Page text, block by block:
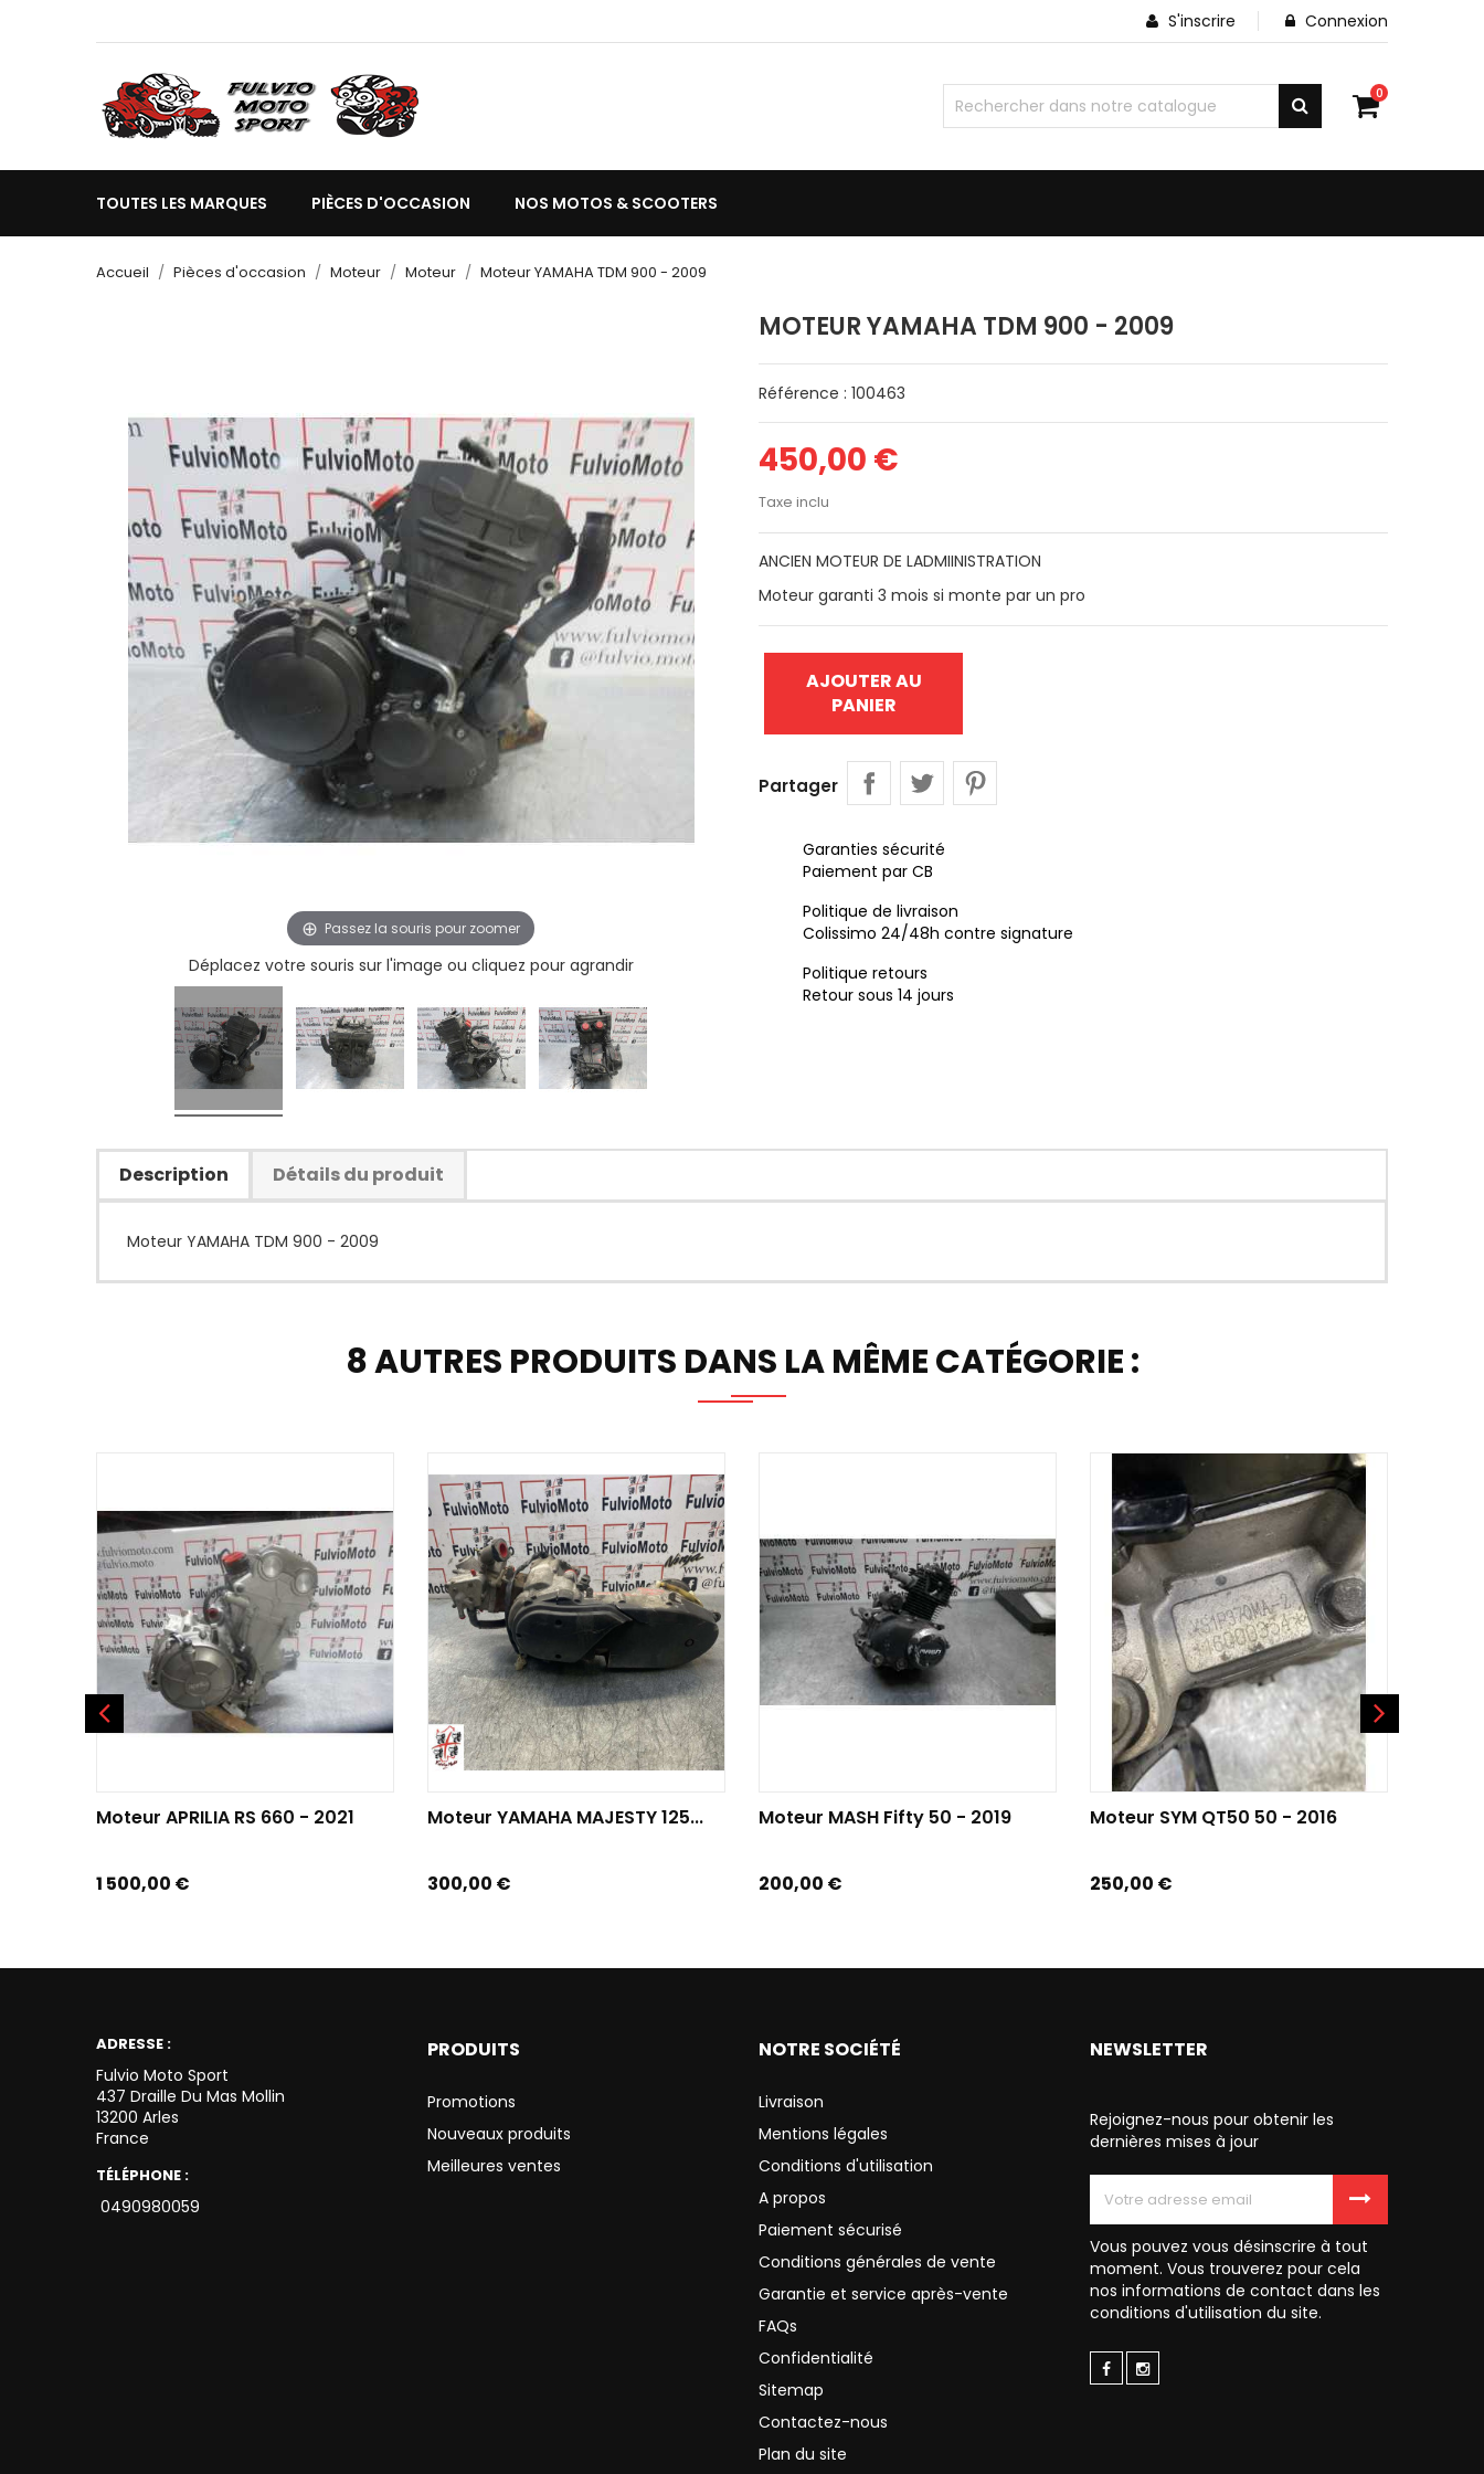
S'inscrire Connexion
0
TOUTES LES MARQUES PIÈCES D'OCCASION NOS MOTOS & SCOOTERS
Accueil Pièces d'occasion Moteur Moteur Moteur YAMAHA TDM 900 - 2009
Passez la souris pour zoomer
Déplacez votre souris sur l'image ou cliquez pour agrandir
MOTEUR YAMAHA TDM 900 - 2009
Référence : 100463
450,00 €
Taxe inclu
ANCIEN MOTEUR DE LADMIINISTRATION
Moteur garanti 3 mois si monte par un pro
AJOUTER AU
PANIER
Partager
Garanties sécurité
Paiement par CB
Politique de livraison
Colissimo 24/48h contre signature
Politique retours
Retour sous 14 jours
Description Détails du produit
Moteur YAMAHA TDM 900 - 2009
8 AUTRES PRODUITS DANS LA MÊME CATÉGORIE :
Moteur APRILIA RS 660 - 2021
Prix
1 500,00 €
Moteur YAMAHA MAJESTY 125...
Prix
300,00 €
Moteur MASH Fifty 50 - 2019
Prix
200,00 €
AJOUTER AU PANIER
Moteur SYM QT50 50 - 2016
Prix
250,00 €
ADRESSE :
Fulvio Moto Sport
437 Draille Du Mas Mollin
13200 Arles
France
TÉLÉPHONE :
0490980059
PRODUITS
Promotions
Nouveaux produits
Meilleures ventes
NOTRE SOCIÉTÉ
Livraison
Mentions légales
Conditions d'utilisation
A propos
Paiement sécurisé
Conditions générales de vente
Garantie et service après-vente
FAQs
Confidentialité
Sitemap
Contactez-nous
Plan du site
NEWSLETTER
Rejoignez-nous pour obtenir les
dernières mises à jour
Vous pouvez vous désinscrire à tout
moment. Vous trouverez pour cela
nos informations de contact dans les
conditions d'utilisation du site.